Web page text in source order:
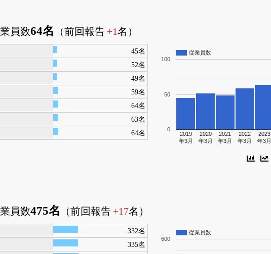
員数64名 （前回報告 +1名）
45名
52名
49名
59名
64名
63名
64名
従業員数
2019
年3月
2020
年3月
2021
年3月
2022
年3月
2023
年3月
0
50
100
員数475名 （前回報告 +17名）
332名
335名
従業員数
600